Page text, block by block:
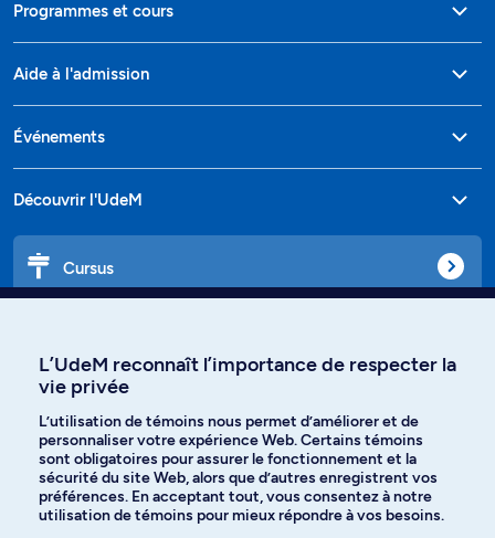
Programmes et cours
Aide à l'admission
Événements
Découvrir l'UdeM
Cursus
Langues
Facebook Instagram
L’UdeM reconnaît l’importance de respecter la
vie privée
L’utilisation de témoins nous permet d’améliorer et de
personnaliser votre expérience Web. Certains témoins
sont obligatoires pour assurer le fonctionnement et la
sécurité du site Web, alors que d’autres enregistrent vos
préférences. En acceptant tout, vous consentez à notre
utilisation de témoins pour mieux répondre à vos besoins.